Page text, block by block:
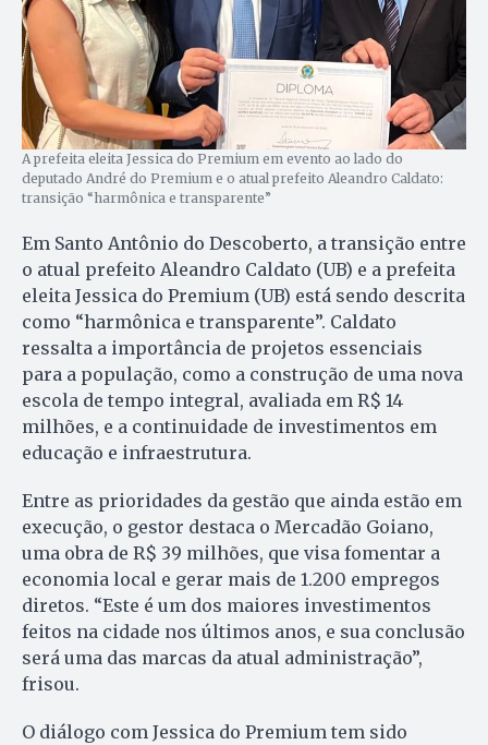
A prefeita eleita Jessica do Premium em evento ao lado do
deputado André do Premium e o atual prefeito Aleandro Caldato:
transição “harmônica e transparente”
Em Santo Antônio do Descoberto, a transição entre
o atual prefeito Aleandro Caldato (UB) e a prefeita
eleita Jessica do Premium (UB) está sendo descrita
como “harmônica e transparente”. Caldato
ressalta a importância de projetos essenciais
para a população, como a construção de uma nova
escola de tempo integral, avaliada em R$ 14
milhões, e a continuidade de investimentos em
educação e infraestrutura.
Entre as prioridades da gestão que ainda estão em
execução, o gestor destaca o Mercadão Goiano,
uma obra de R$ 39 milhões, que visa fomentar a
economia local e gerar mais de 1.200 empregos
diretos. “Este é um dos maiores investimentos
feitos na cidade nos últimos anos, e sua conclusão
será uma das marcas da atual administração”,
frisou.
O diálogo com Jessica do Premium tem sido